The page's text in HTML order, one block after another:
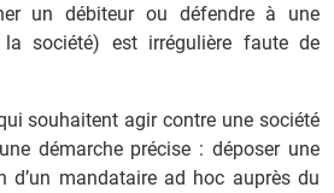
un débiteur ou défendre à une
société) est irrégulière faute de
souhaitent agir contre une société
démarche précise : déposer une
d’un mandataire ad hoc auprès du